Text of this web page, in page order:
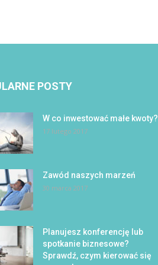
POSTY
W co inwestować małe kwoty?
17 lutego 2017
Zawód naszych marzeń
30 marca 2017
Planujesz konferencję lub
spotkanie biznesowe?
Sprawdź, czym kierować się